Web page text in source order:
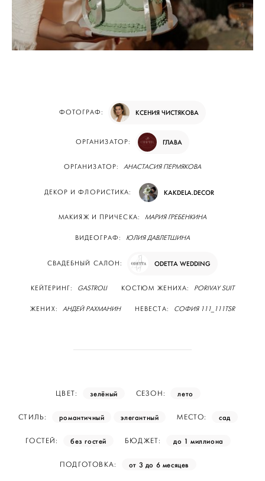
ФОТОГРАФ: КСЕНИЯ ЧИСТЯКОВА
ОРГАНИЗАТОР: ГЛАВА
ОРГАНИЗАТОР: АНАСТАСИЯ ПЕРМЯКОВА
ДЕКОР И ФЛОРИСТИКА: KAKDELA.DECOR
МАКИЯЖ И ПРИЧЕСКА: МАРИЯ ГРЕБЕНКИНА
ВИДЕОГРАФ: ЮЛИЯ ДАВЛЕТШИНА
СВАДЕБНЫЙ САЛОН: ODETTA WEDDING
КЕЙТЕРИНГ: GASTROLI КОСТЮМ ЖЕНИХА: PORIVAY SUIT
ЖЕНИХ: АНДЕЙ РАХМАНИН НЕВЕСТА: СОФИЯ 111_111TSR
ЦВЕТ: зелёный СЕЗОН: лето
СТИЛЬ: романтичный элегантный МЕСТО: сад
ГОСТЕЙ: без гостей БЮДЖЕТ: до 1 миллиона
ПОДГОТОВКА: от 3 до 6 месяцев